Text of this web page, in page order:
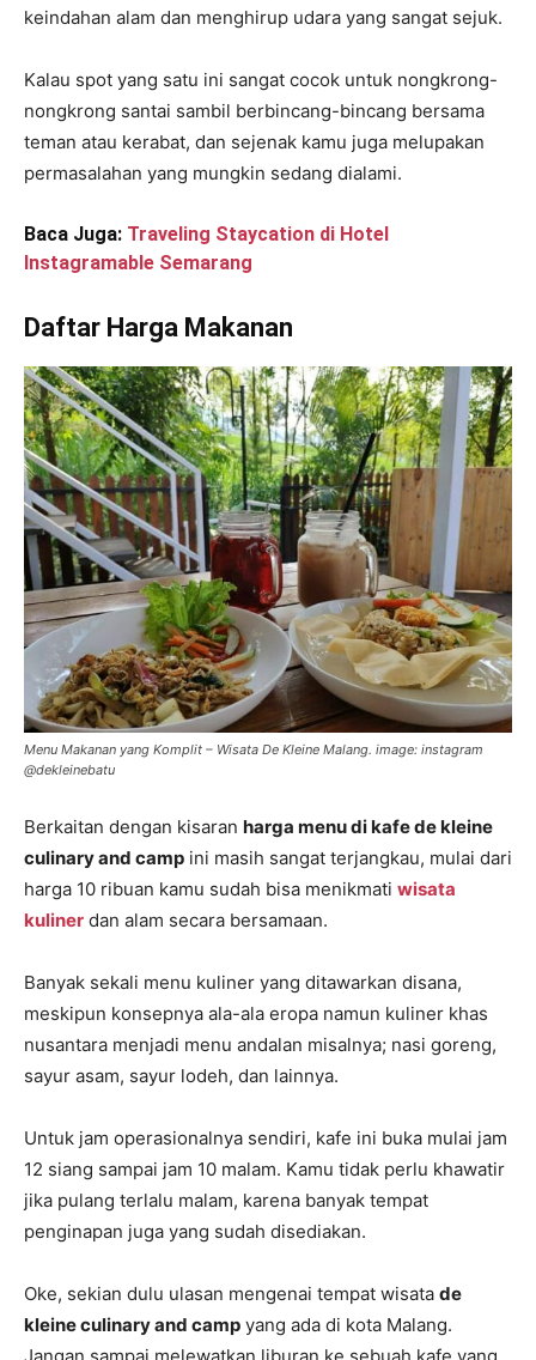
keindahan alam dan menghirup udara yang sangat sejuk.
Kalau spot yang satu ini sangat cocok untuk nongkrong-
nongkrong santai sambil berbincang-bincang bersama
teman atau kerabat, dan sejenak kamu juga melupakan
permasalahan yang mungkin sedang dialami.
Baca Juga: Traveling Staycation di Hotel
Instagramable Semarang
Daftar Harga Makanan
Menu Makanan yang Komplit – Wisata De Kleine Malang. image: instagram
@dekleinebatu
Berkaitan dengan kisaran harga menu di kafe de kleine
culinary and camp ini masih sangat terjangkau, mulai dari
harga 10 ribuan kamu sudah bisa menikmati wisata
kuliner dan alam secara bersamaan.
Banyak sekali menu kuliner yang ditawarkan disana,
meskipun konsepnya ala-ala eropa namun kuliner khas
nusantara menjadi menu andalan misalnya; nasi goreng,
sayur asam, sayur lodeh, dan lainnya.
Untuk jam operasionalnya sendiri, kafe ini buka mulai jam
12 siang sampai jam 10 malam. Kamu tidak perlu khawatir
jika pulang terlalu malam, karena banyak tempat
penginapan juga yang sudah disediakan.
Oke, sekian dulu ulasan mengenai tempat wisata de
kleine culinary and camp yang ada di kota Malang.